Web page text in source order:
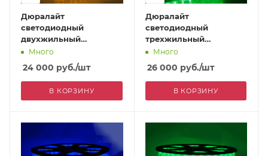
Дюралайт
светодиодный
двухжильный
(фиксинг), ПВХ
молочного цвета, 13
мм, желтый
Много
24 000 руб./шт
В КОРЗИНУ
Дюралайт
светодиодный
трехжильный
(чейзинг), 13 мм,
Много
26 000 руб./шт
В КОРЗИНУ